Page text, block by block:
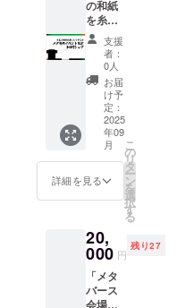
意：個
人名、
サーク
ル名、
企業
名、な
ど公序
良俗に
反しな
いもの
であれ
ば可
能。 文
なる場
合がご
ざいま
す。 記
載不可
の和紙
を糸に
して制
作した
スタッ
フ用和
紙Tシャ
ツ（非
品）」
限定10
名様 サ
イズ：
M/L ※デ
ザイン
がりま
したら
活動報
告にて
ご連絡
支援
者：
0人
お届
け予
定：
2025
年09
月
詳細を見る
こ
の
リ
タ
ー
ン
を
選
択
す
る
20,
000 円
残り27
「メタ
バース
会場の